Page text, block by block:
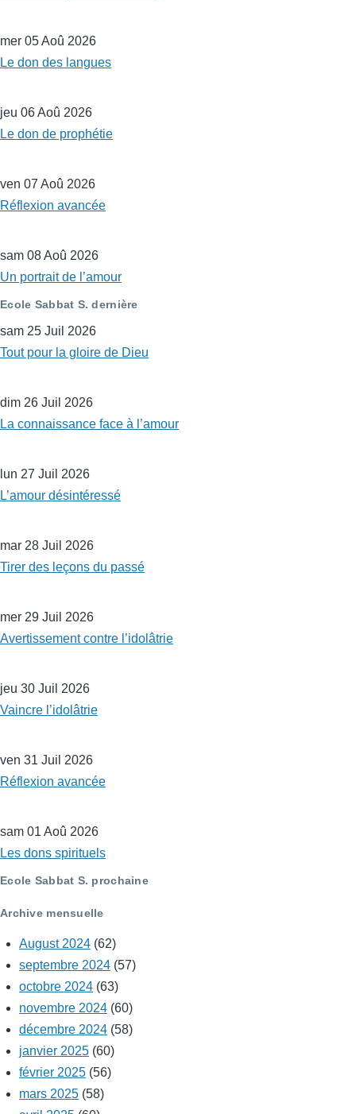
mer 05 Aoû 2026
Le don des langues
jeu 06 Aoû 2026
Le don de prophétie
ven 07 Aoû 2026
Réflexion avancée
sam 08 Aoû 2026
Un portrait de l’amour
Ecole Sabbat S. dernière
sam 25 Juil 2026
Tout pour la gloire de Dieu
dim 26 Juil 2026
La connaissance face à l’amour
lun 27 Juil 2026
L’amour désintéressé
mar 28 Juil 2026
Tirer des leçons du passé
mer 29 Juil 2026
Avertissement contre l’idolâtrie
jeu 30 Juil 2026
Vaincre l’idolâtrie
ven 31 Juil 2026
Réflexion avancée
sam 01 Aoû 2026
Les dons spirituels
Ecole Sabbat S. prochaine
Archive mensuelle
August 2024 (62)
septembre 2024 (57)
octobre 2024 (63)
novembre 2024 (60)
décembre 2024 (58)
janvier 2025 (60)
février 2025 (56)
mars 2025 (58)